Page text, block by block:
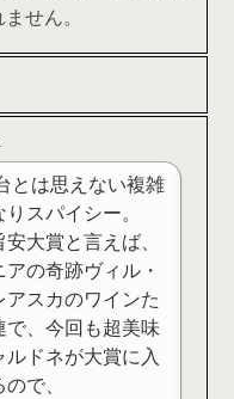
せん。
とは思えない複雑
スパイシー。
大賞と言えば、
の奇跡ヴィル・
アスカのワインた
で、今回も超美味
ルドネが大賞に入
で、